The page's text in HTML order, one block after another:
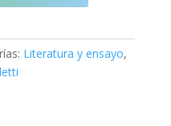
Literatura y ensayo,